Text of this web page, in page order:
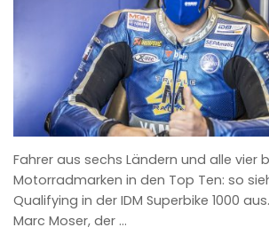
Fahrer aus sechs Ländern und alle vier
Motorradmarken in den Top Ten: so
Qualifying in der IDM Superbike 1000
Marc Moser, der …